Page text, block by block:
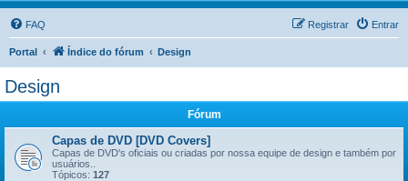
FAQ Entrar
Registrar
Portal Índice do fórum Design
Design
Fórum
Capas de DVD [DVD Covers]
Capas de DVD's oficiais ou criadas por nossa equipe de design e também por
usuários..
Tópicos: 127